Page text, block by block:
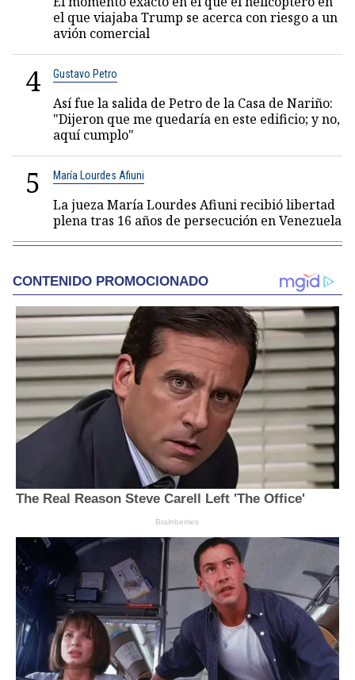
el que viajaba Trump se acerca con riesgo a un
avión comercial
4 Gustavo Petro
Así fue la salida de Petro de la Casa de Nariño:
"Dijeron que me quedaría en este edificio; y no,
aquí cumplo"
5 María Lourdes Afiuni
La jueza María Lourdes Afiuni recibió libertad
plena tras 16 años de persecución en Venezuela